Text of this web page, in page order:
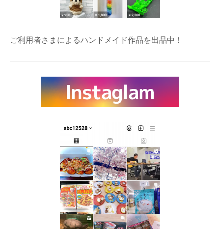
ご利用者さまによるハンドメイド作品を出品中！